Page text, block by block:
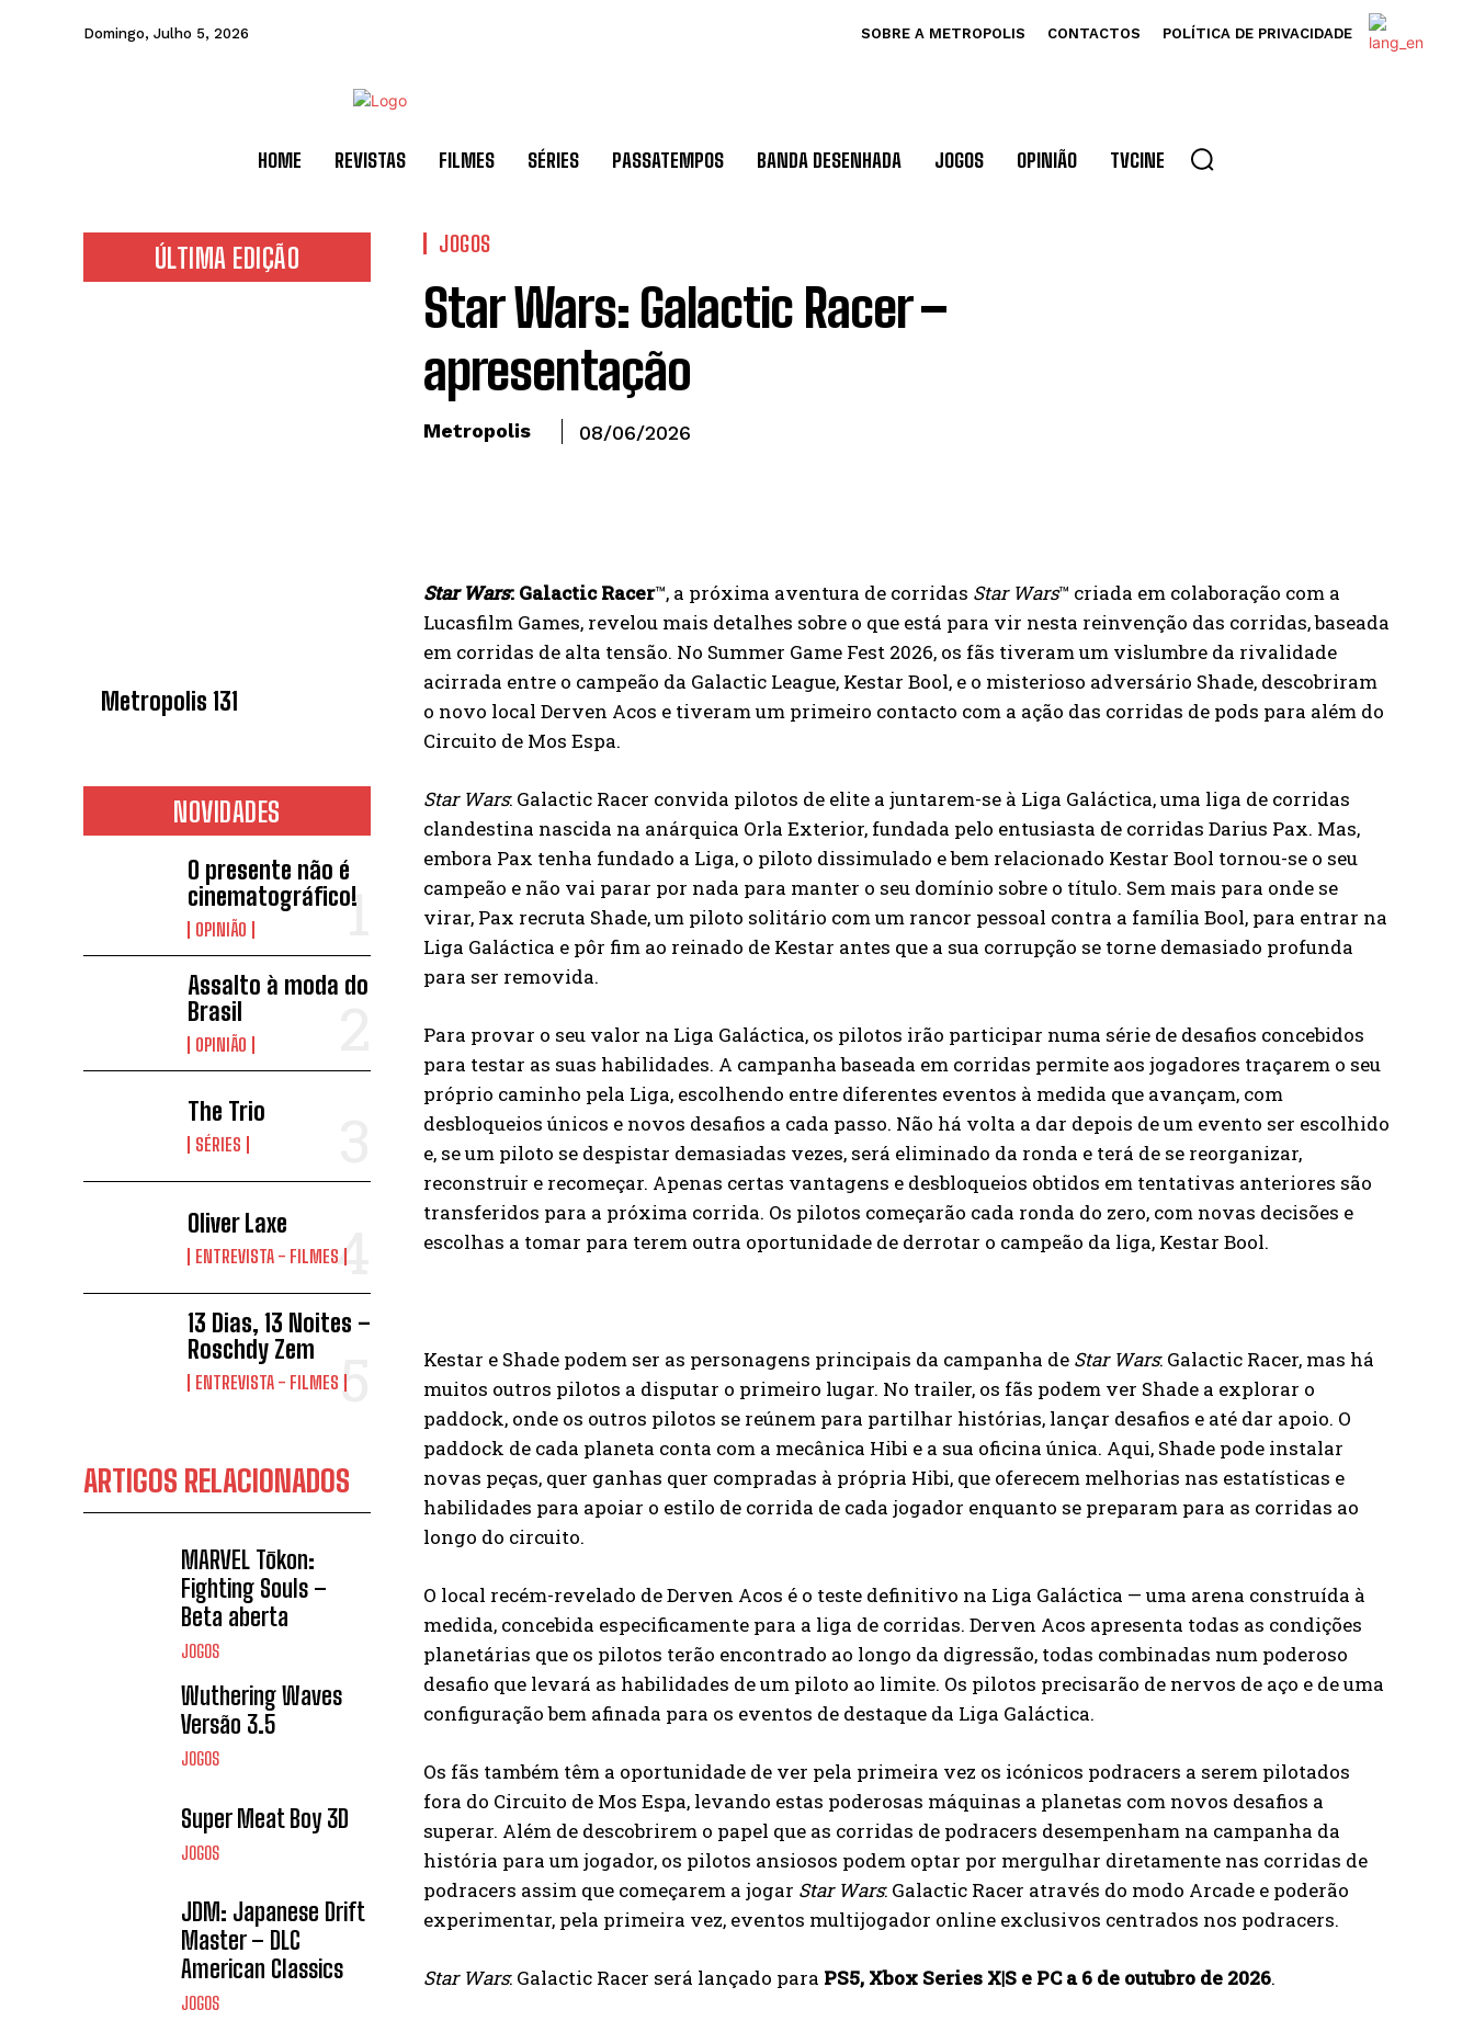
Vais receber informação sobre futuros passatempos.
ENVIAR
Domingo, Julho 5, 2026 SOBRE A METROPOLIS CONTACTOS POLÍTICA DE PRIVACIDADE
HOME REVISTAS FILMES SÉRIES PASSATEMPOS BANDA DESENHADA JOGOS OPINIÃO TVCINE
ÚLTIMA EDIÇÃO
Metropolis 131
NOVIDADES
O presente não é
cinematográfico!
OPINIÃO
Assalto à moda do
Brasil
OPINIÃO
The Trio
SÉRIES
Oliver Laxe
ENTREVISTA - FILMES
13 Dias, 13 Noites –
Roschdy Zem
ENTREVISTA - FILMES
ARTIGOS RELACIONADOS
MARVEL Tōkon:
Fighting Souls –
Beta aberta
JOGOS
Wuthering Waves
Versão 3.5
JOGOS
Super Meat Boy 3D
JOGOS
JDM: Japanese Drift
Master – DLC
American Classics
JOGOS
JOGOS
Star Wars: Galactic Racer –
apresentação
Metropolis 08/06/2026
Star Wars: Galactic Racer™, a próxima aventura de corridas Star Wars™ criada em colaboração com a
Lucasfilm Games, revelou mais detalhes sobre o que está para vir nesta reinvenção das corridas, baseada
em corridas de alta tensão. No Summer Game Fest 2026, os fãs tiveram um vislumbre da rivalidade
acirrada entre o campeão da Galactic League, Kestar Bool, e o misterioso adversário Shade, descobriram
o novo local Derven Acos e tiveram um primeiro contacto com a ação das corridas de pods para além do
Circuito de Mos Espa.
Star Wars: Galactic Racer convida pilotos de elite a juntarem-se à Liga Galáctica, uma liga de corridas
clandestina nascida na anárquica Orla Exterior, fundada pelo entusiasta de corridas Darius Pax. Mas,
embora Pax tenha fundado a Liga, o piloto dissimulado e bem relacionado Kestar Bool tornou-se o seu
campeão e não vai parar por nada para manter o seu domínio sobre o título. Sem mais para onde se
virar, Pax recruta Shade, um piloto solitário com um rancor pessoal contra a família Bool, para entrar na
Liga Galáctica e pôr fim ao reinado de Kestar antes que a sua corrupção se torne demasiado profunda
para ser removida.
Para provar o seu valor na Liga Galáctica, os pilotos irão participar numa série de desafios concebidos
para testar as suas habilidades. A campanha baseada em corridas permite aos jogadores traçarem o seu
próprio caminho pela Liga, escolhendo entre diferentes eventos à medida que avançam, com
desbloqueios únicos e novos desafios a cada passo. Não há volta a dar depois de um evento ser escolhido
e, se um piloto se despistar demasiadas vezes, será eliminado da ronda e terá de se reorganizar,
reconstruir e recomeçar. Apenas certas vantagens e desbloqueios obtidos em tentativas anteriores são
transferidos para a próxima corrida. Os pilotos começarão cada ronda do zero, com novas decisões e
escolhas a tomar para terem outra oportunidade de derrotar o campeão da liga, Kestar Bool.
Kestar e Shade podem ser as personagens principais da campanha de Star Wars: Galactic Racer, mas há
muitos outros pilotos a disputar o primeiro lugar. No trailer, os fãs podem ver Shade a explorar o
paddock, onde os outros pilotos se reúnem para partilhar histórias, lançar desafios e até dar apoio. O
paddock de cada planeta conta com a mecânica Hibi e a sua oficina única. Aqui, Shade pode instalar
novas peças, quer ganhas quer compradas à própria Hibi, que oferecem melhorias nas estatísticas e
habilidades para apoiar o estilo de corrida de cada jogador enquanto se preparam para as corridas ao
longo do circuito.
O local recém-revelado de Derven Acos é o teste definitivo na Liga Galáctica — uma arena construída à
medida, concebida especificamente para a liga de corridas. Derven Acos apresenta todas as condições
planetárias que os pilotos terão encontrado ao longo da digressão, todas combinadas num poderoso
desafio que levará as habilidades de um piloto ao limite. Os pilotos precisarão de nervos de aço e de uma
configuração bem afinada para os eventos de destaque da Liga Galáctica.
Os fãs também têm a oportunidade de ver pela primeira vez os icónicos podracers a serem pilotados
fora do Circuito de Mos Espa, levando estas poderosas máquinas a planetas com novos desafios a
superar. Além de descobrirem o papel que as corridas de podracers desempenham na campanha da
história para um jogador, os pilotos ansiosos podem optar por mergulhar diretamente nas corridas de
podracers assim que começarem a jogar Star Wars: Galactic Racer através do modo Arcade e poderão
experimentar, pela primeira vez, eventos multijogador online exclusivos centrados nos podracers.
Star Wars: Galactic Racer será lançado para PS5, Xbox Series X|S e PC a 6 de outubro de 2026.